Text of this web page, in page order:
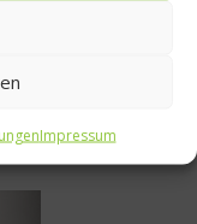
Impressum